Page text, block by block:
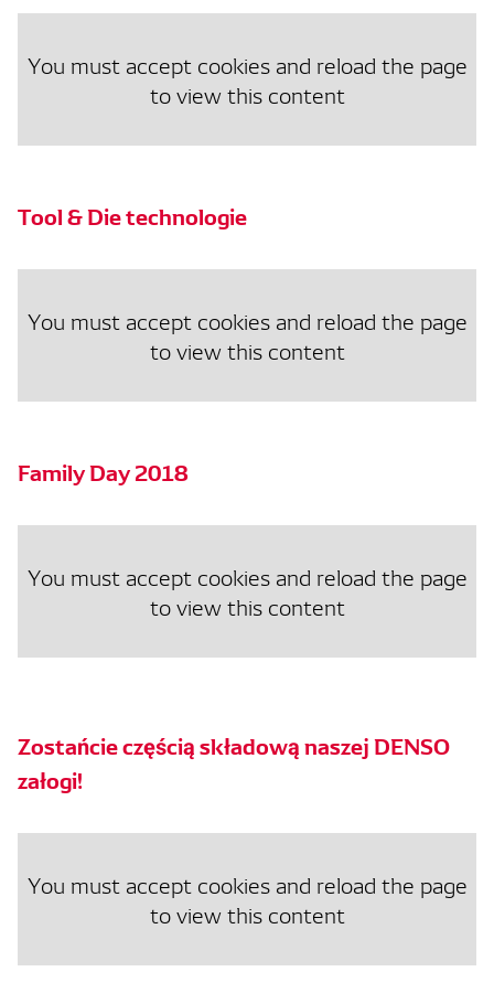
You must accept cookies and reload the page
to view this content
Tool & Die technologie
You must accept cookies and reload the page
to view this content
Family Day 2018
You must accept cookies and reload the page
to view this content
Zostańcie częścią składową naszej DENSO
załogi!
You must accept cookies and reload the page
to view this content